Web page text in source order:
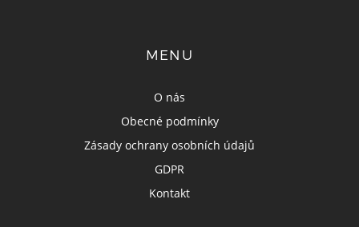
MENU
O nás
Obecné podmínky
Zásady ochrany osobních údajů
GDPR
Kontakt